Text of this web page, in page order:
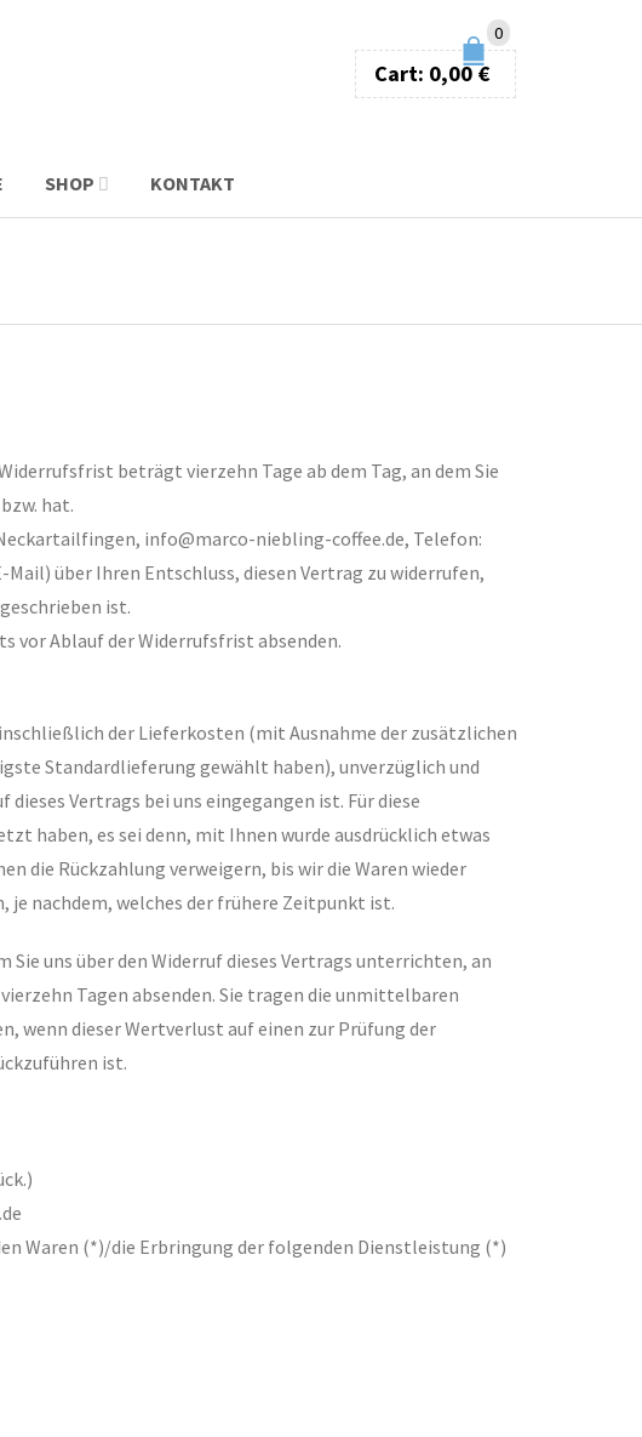
0
Cart: 0,00€
SHOP KONTAKT
beträgt vierzehn Tage ab dem Tag, an dem Sie
hat.
info@marco-niebling-coffee.de, Telefon:
über Ihren Entschluss, diesen Vertrag zu widerrufen,
ist.
vor Ablauf der Widerrufsfrist absenden.
der Lieferkosten (mit Ausnahme der zusätzlichen
Standardlieferung gewählt haben), unverzüglich und
Vertrags bei uns eingegangen ist. Für diese
haben, es sei denn, mit Ihnen wurde ausdrücklich etwas
die Rückzahlung verweigern, bis wir die Waren wieder
je nachdem, welches der frühere Zeitpunkt ist.
Sie uns über den Widerruf dieses Vertrags unterrichten, an
Tagen absenden. Sie tragen die unmittelbaren
wenn dieser Wertverlust auf einen zur Prüfung der
ist.
Waren (*)/die Erbringung der folgenden Dienstleistung (*)